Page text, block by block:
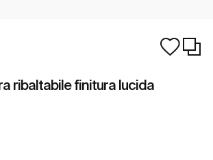
ribaltabile finitura lucida